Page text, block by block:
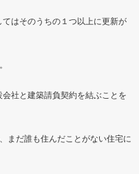
はそのうちの１つ以上に更新が
社と建築請負契約を結ぶことを
まだ誰も住んだことがない住宅に